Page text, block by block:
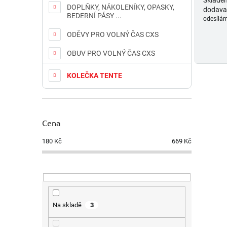
DOPLŇKY, NÁKOLENÍKY, OPASKY,
BEDERNÍ PÁSY ...
ODĚVY PRO VOLNÝ ČAS CXS
OBUV PRO VOLNÝ ČAS CXS
KOLEČKA TENTE
Cena
180 Kč 669 Kč
Na skladě 3